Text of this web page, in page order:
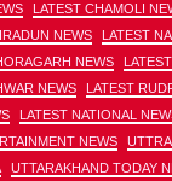
LATEST CHAMOLI
NEWS
LATEST
NEWS
NEWS
LATEST
LATEST NATIONAL
NEWS
UTTARAKHAND TODAY